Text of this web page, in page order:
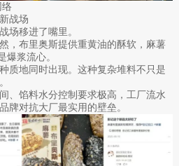
战场
场移进了嘴里。
，布里奥斯提供重黄油的酥软，麻薯
爆浆流心。
质地同时出现。这种复杂堆料不只是
、馅料水分控制要求极高，工厂流水
牌对抗大厂最实用的壁垒。